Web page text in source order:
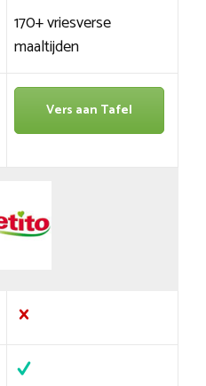
170+ vriesverse
maaltijden
Vers aan Tafel